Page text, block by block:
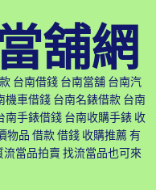
舖網
台南借錢 台南當舖 台南汽
車借錢 台南名錶借款 台南
手錶借錢 台南收購手錶 收
物品 借款 借錢 收購推薦 有
當品拍賣 找流當品也可來